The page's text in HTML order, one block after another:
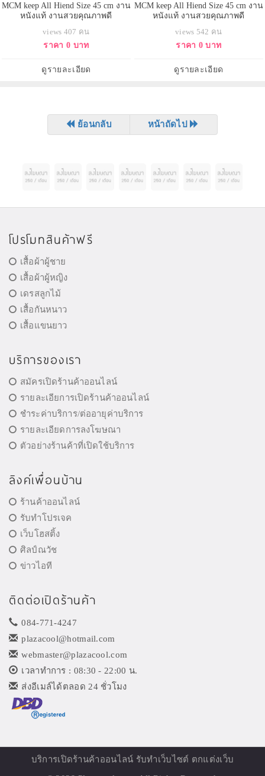
MCM keep All Hiend Size 45 cm งาน
หนังแท้ งานสวยคุณภาพดี
views 407 คน
ราคา 0 บาท
ดูรายละเอียด
MCM keep All Hiend Size 45 cm งาน
หนังแท้ งานสวยคุณภาพดี
views 542 คน
ราคา 0 บาท
ดูรายละเอียด
ย้อนกลับ หน้าถัดไป
โปรโมทสินค้าฟรี
เสื้อผ้าผู้ชาย
เสื้อผ้าผู้หญิง
เดรสลูกไม้
เสื้อกันหนาว
เสื้อแขนยาว
บริการของเรา
สมัครเปิดร้านค้าออนไลน์
รายละเอียการเปิดร้านค้าออนไลน์
ชำระค่าบริการ/ต่ออายุค่าบริการ
รายละเอียดการลงโฆษณา
ตัวอย่างร้านค้าที่เปิดใช้บริการ
ลิงค์เพื่อนบ้าน
ร้านค้าออนไลน์
รับทำโปรเจค
เว็บโฮสติ้ง
ศิลป์ณวัช
ข่าวไอที
ติดต่อเปิดร้านค้า
084-771-4247
plazacool@hotmail.com
webmaster@plazacool.com
เวลาทำการ : 08:30 - 22:00 น.
ส่งอีเมล์ได้ตลอด 24 ชั่วโมง
บริการเปิดร้านค้าออนไลน์ รับทำเว็บไซต์ ตกแต่งเว็บ